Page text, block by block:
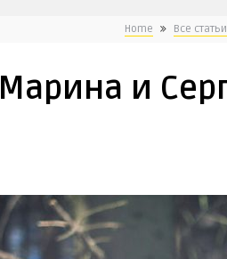
Home Все статьи
Марина и